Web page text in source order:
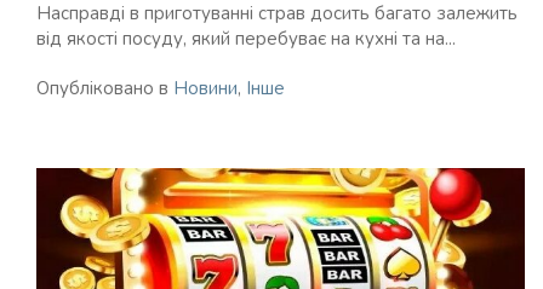
Насправді в приготуванні страв досить багато залежить
від якості посуду, який перебуває на кухні та на...
Опубліковано в Новини, Інше